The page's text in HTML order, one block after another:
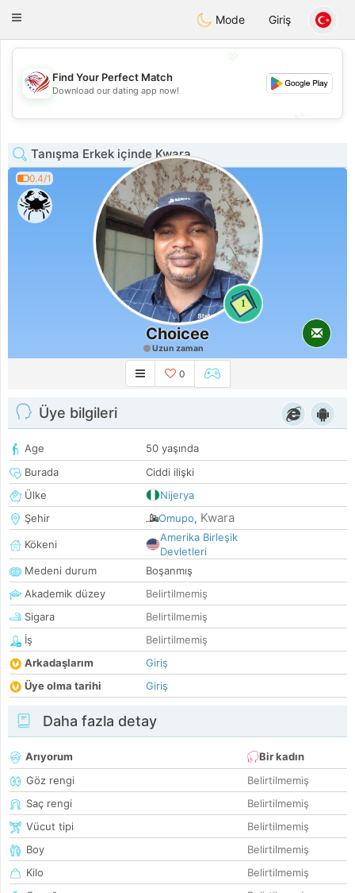
Dating
Toggle
Mode Giriş
💖
Find Your Perfect Match
Download our dating app now!
Tanışma Erkek içinde Kwara
0.4/1
1
Choicee
Uzun zaman
0
Üye bilgileri
Age
50 yaşında
Burada
Ciddi ilişki
Ülke
Nijerya
Şehir
Omupo, Kwara
Kökeni
Amerika Birleşik
Devletleri
Medeni durum
Boşanmış
Akademik düzey
Belirtilmemiş
Sigara
Belirtilmemiş
İş
Belirtilmemiş
Arkadaşlarım
Giriş
Üye olma tarihi
Giriş
Daha fazla detay
Arıyorum
Bir kadın
Göz rengi
Belirtilmemiş
Saç rengi
Belirtilmemiş
Vücut tipi
Belirtilmemiş
Boy
Belirtilmemiş
Kilo
Belirtilmemiş